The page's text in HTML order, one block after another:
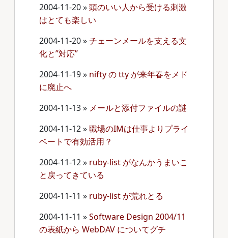
2004-11-20»頭のいい人から受ける刺激
はとても楽しい
2004-11-20»チェーンメールを支える文
化と”対応”
2004-11-19» nifty の tty が来年春をメド
に廃止へ
2004-11-13» メールと添付ファイルの謎
2004-11-12»職場のIMは仕事よりプライ
ベートで有効活用？
2004-11-12» ruby-list がなんかうまいこ
と戻ってきている
2004-11-11 » ruby-list が荒れとる
2004-11-11 »Software Design 2004/11
の表紙から WebDAV についてグチ